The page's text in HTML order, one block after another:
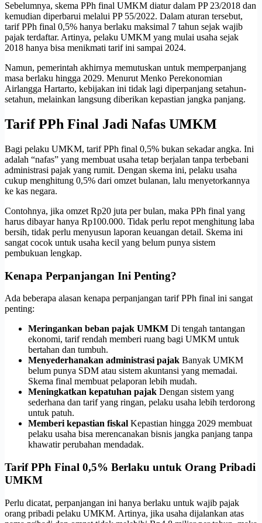
Sebelumnya, skema PPh final UMKM diatur dalam PP 23/2018 dan
kemudian diperbarui melalui PP 55/2022. Dalam aturan tersebut,
tarif PPh final 0,5% hanya berlaku maksimal 7 tahun sejak wajib
pajak terdaftar. Artinya, pelaku UMKM yang mulai usaha sejak
2018 hanya bisa menikmati tarif ini sampai 2024.
Namun, pemerintah akhirnya memutuskan untuk memperpanjang
masa berlaku hingga 2029. Menurut Menko Perekonomian
Airlangga Hartarto, kebijakan ini tidak lagi diperpanjang setahun-
setahun, melainkan langsung diberikan kepastian jangka panjang.
Tarif PPh Final Jadi Nafas UMKM
Bagi pelaku UMKM, tarif PPh final 0,5% bukan sekadar angka. Ini
adalah “nafas” yang membuat usaha tetap berjalan tanpa terbebani
administrasi pajak yang rumit. Dengan skema ini, pelaku usaha
cukup menghitung 0,5% dari omzet bulanan, lalu menyetorkannya
ke kas negara.
Contohnya, jika omzet Rp20 juta per bulan, maka PPh final yang
harus dibayar hanya Rp100.000. Tidak perlu repot menghitung laba
bersih, tidak perlu menyusun laporan keuangan detail. Skema ini
sangat cocok untuk usaha kecil yang belum punya sistem
pembukuan lengkap.
Kenapa Perpanjangan Ini Penting?
Ada beberapa alasan kenapa perpanjangan tarif PPh final ini sangat
penting:
Meringankan beban pajak UMKM Di tengah tantangan
ekonomi, tarif rendah memberi ruang bagi UMKM untuk
bertahan dan tumbuh.
Menyederhanakan administrasi pajak Banyak UMKM
belum punya SDM atau sistem akuntansi yang memadai.
Skema final membuat pelaporan lebih mudah.
Meningkatkan kepatuhan pajak Dengan sistem yang
sederhana dan tarif yang ringan, pelaku usaha lebih terdorong
untuk patuh.
Memberi kepastian fiskal Kepastian hingga 2029 membuat
pelaku usaha bisa merencanakan bisnis jangka panjang tanpa
khawatir perubahan mendadak.
Tarif PPh Final 0,5% Berlaku untuk Orang Pribadi
UMKM
Perlu dicatat, perpanjangan ini hanya berlaku untuk wajib pajak
orang pribadi pelaku UMKM. Artinya, jika usaha dijalankan atas